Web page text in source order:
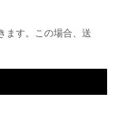
ます。この場合、送